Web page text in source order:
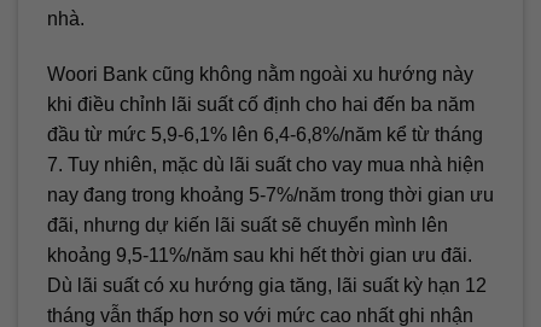
nhà.
Woori Bank cũng không nằm ngoài xu hướng này
khi điều chỉnh lãi suất cố định cho hai đến ba năm
đầu từ mức 5,9-6,1% lên 6,4-6,8%/năm kể từ tháng
7. Tuy nhiên, mặc dù lãi suất cho vay mua nhà hiện
nay đang trong khoảng 5-7%/năm trong thời gian ưu
đãi, nhưng dự kiến lãi suất sẽ chuyển mình lên
khoảng 9,5-11%/năm sau khi hết thời gian ưu đãi.
Dù lãi suất có xu hướng gia tăng, lãi suất kỳ hạn 12
tháng vẫn thấp hơn so với mức cao nhất ghi nhận